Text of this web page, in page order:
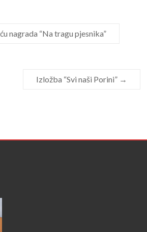
nagrada “Na tragu pjesnika”
Izložba “Svi naši Porini” →